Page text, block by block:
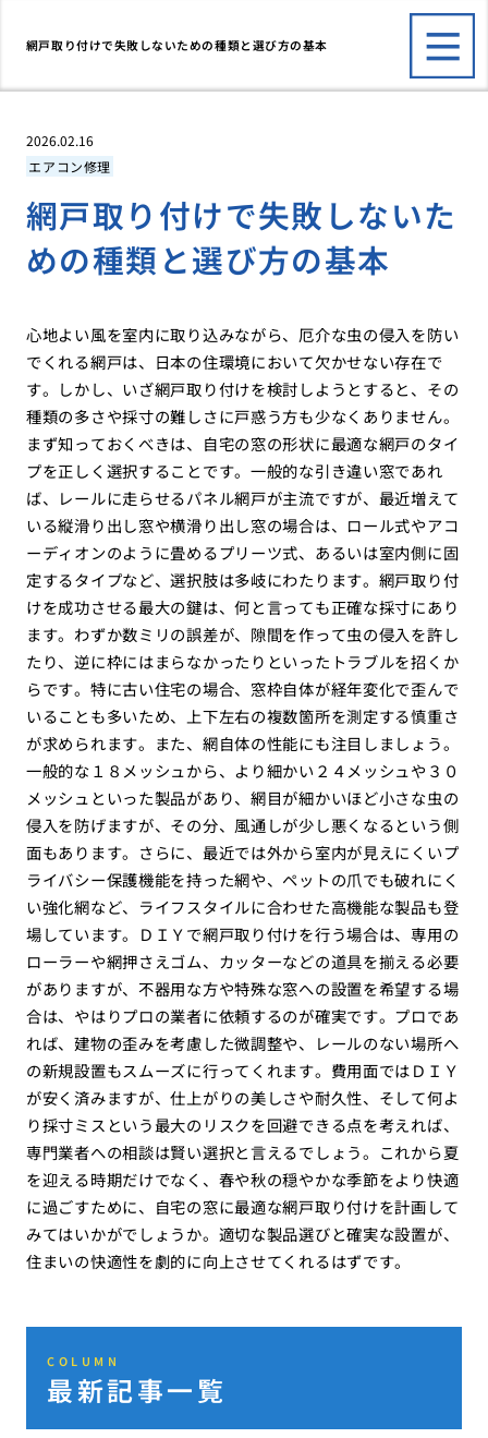
網戸取り付けで失敗しないための種類と選び方の基本
2026.02.16
エアコン修理
網戸取り付けで失敗しないた
めの種類と選び方の基本
心地よい風を室内に取り込みながら、厄介な虫の侵入を防い
でくれる網戸は、日本の住環境において欠かせない存在で
す。しかし、いざ網戸取り付けを検討しようとすると、その
種類の多さや採寸の難しさに戸惑う方も少なくありません。
まず知っておくべきは、自宅の窓の形状に最適な網戸のタイ
プを正しく選択することです。一般的な引き違い窓であれ
ば、レールに走らせるパネル網戸が主流ですが、最近増えて
いる縦滑り出し窓や横滑り出し窓の場合は、ロール式やアコ
ーディオンのように畳めるプリーツ式、あるいは室内側に固
定するタイプなど、選択肢は多岐にわたります。網戸取り付
けを成功させる最大の鍵は、何と言っても正確な採寸にあり
ます。わずか数ミリの誤差が、隙間を作って虫の侵入を許し
たり、逆に枠にはまらなかったりといったトラブルを招くか
らです。特に古い住宅の場合、窓枠自体が経年変化で歪んで
いることも多いため、上下左右の複数箇所を測定する慎重さ
が求められます。また、網自体の性能にも注目しましょう。
一般的な１８メッシュから、より細かい２４メッシュや３０
メッシュといった製品があり、網目が細かいほど小さな虫の
侵入を防げますが、その分、風通しが少し悪くなるという側
面もあります。さらに、最近では外から室内が見えにくいプ
ライバシー保護機能を持った網や、ペットの爪でも破れにく
い強化網など、ライフスタイルに合わせた高機能な製品も登
場しています。ＤＩＹで網戸取り付けを行う場合は、専用の
ローラーや網押さえゴム、カッターなどの道具を揃える必要
がありますが、不器用な方や特殊な窓への設置を希望する場
合は、やはりプロの業者に依頼するのが確実です。プロであ
れば、建物の歪みを考慮した微調整や、レールのない場所へ
の新規設置もスムーズに行ってくれます。費用面ではＤＩＹ
が安く済みますが、仕上がりの美しさや耐久性、そして何よ
り採寸ミスという最大のリスクを回避できる点を考えれば、
専門業者への相談は賢い選択と言えるでしょう。これから夏
を迎える時期だけでなく、春や秋の穏やかな季節をより快適
に過ごすために、自宅の窓に最適な網戸取り付けを計画して
みてはいかがでしょうか。適切な製品選びと確実な設置が、
住まいの快適性を劇的に向上させてくれるはずです。
COLUMN
最新記事一覧